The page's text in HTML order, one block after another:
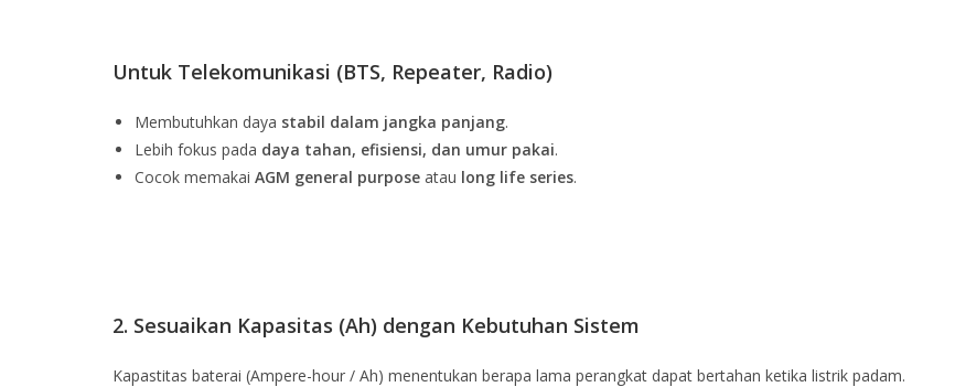
Untuk Telekomunikasi (BTS, Repeater, Radio)
Membutuhkan daya stabil dalam jangka panjang.
Lebih fokus pada daya tahan, efisiensi, dan umur pakai.
Cocok memakai AGM general purpose atau long life series.
2. Sesuaikan Kapasitas (Ah) dengan Kebutuhan Sistem
Kapastitas baterai (Ampere-hour / Ah) menentukan berapa lama perangkat dapat bertahan ketika listrik padam.